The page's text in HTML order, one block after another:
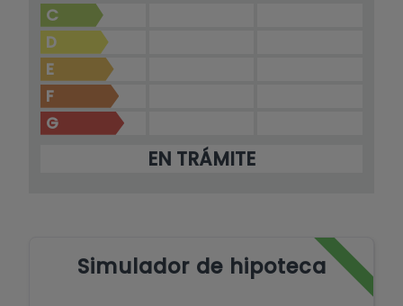
C
D
E
F
G
EN TRÁMITE
Simulador de hipoteca